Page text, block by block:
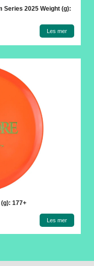
Series 2025 Weight (g):
Les mer
177+
Les mer